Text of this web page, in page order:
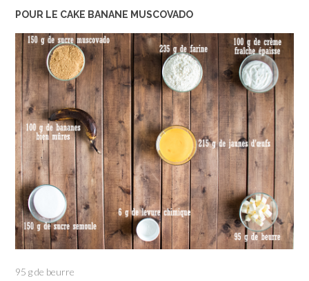
POUR LE CAKE BANANE MUSCOVADO
95 g de beurre